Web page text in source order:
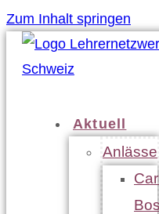
Zum Inhalt springen
Aktuell
Anlässe
Carl